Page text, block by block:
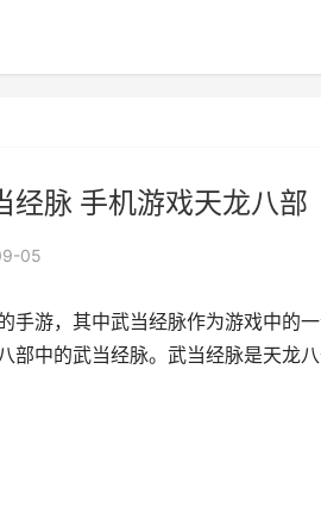
经脉 手机游戏天龙八部
05
手游，其中武当经脉作为游戏中的
部中的武当经脉。武当经脉是天龙